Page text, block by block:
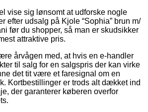
vise sig lønsomt at udforske nogle
efter udsalg på Kjole “Sophia” brun m/
før du shopper, så man er skudsikker
attraktive pris.
årvågen med, at hvis en e-handler
til salg for en salgspris der kan virke
det tit være et faresignal om en
Kortbestillinger er trods alt dækket ind
der garanterer køberen overfor